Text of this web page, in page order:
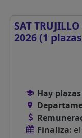
SAT
2026 (1
Hay
Finaliza: